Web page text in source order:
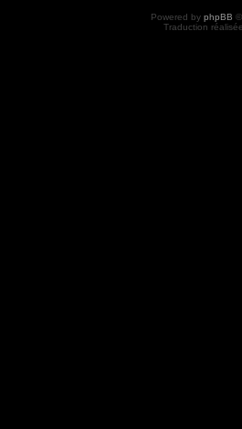
Powered by phpBB
Traduction